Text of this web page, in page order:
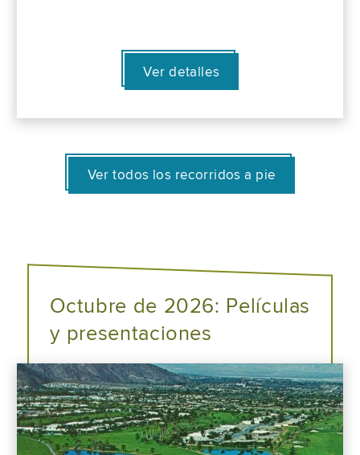
Ver detalles
Ver todos los recorridos a pie
Octubre de 2026: Películas
y presentaciones